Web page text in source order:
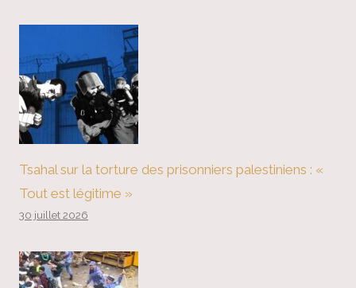
Tsahal sur la torture des prisonniers palestiniens : «
Tout est légitime »
30 juillet 2026